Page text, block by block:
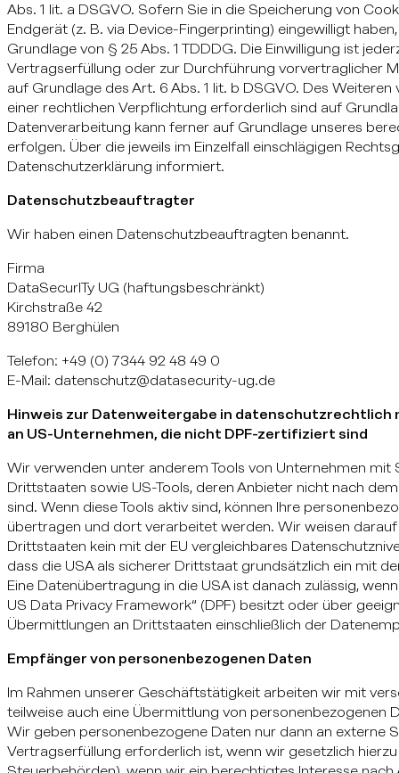
Abs. 1 lit. a DSGVO. Sofern Sie in die Speicherung von
Endgerät (z. B. via Device-Fingerprinting) eingewilligt
Grundlage von § 25 Abs. 1 TDDDG. Die Einwilligung ist
Vertragserfüllung oder zur Durchführung vorvertraglicher
auf Grundlage des Art. 6 Abs. 1 lit. b DSGVO. Des
einer rechtlichen Verpflichtung erforderlich sind auf
Datenverarbeitung kann ferner auf Grundlage unseres
erfolgen. Über die jeweils im Einzelfall einschlägigen
Datenschutzerklärung informiert.
Datenschutzbeauftragter
Wir haben einen Datenschutzbeauftragten benannt.
Firma
DataSecurITy UG (haftungsbeschränkt)
Kirchstraße 42
89180 Berghülen
Telefon: +49 (0) 7344 92 48 49 0
E-Mail: datenschutz@datasecurity-ug.de
Hinweis zur Datenweitergabe in
an US-Unternehmen, die nicht DPF-zertifiziert sind
Wir verwenden unter anderem Tools von Unternehmen
Drittstaaten sowie US-Tools, deren Anbieter nicht nach
sind. Wenn diese Tools aktiv sind, können Ihre
übertragen und dort verarbeitet werden. Wir weisen
Drittstaaten kein mit der EU vergleichbares
dass die USA als sicherer Drittstaat grundsätzlich ein mit
Eine Datenübertragung in die USA ist danach zulässig,
US Data Privacy Framework“ (DPF) besitzt oder über
Übermittlungen an Drittstaaten einschließlich der
Empfänger von personenbezogenen Daten
Im Rahmen unserer Geschäftstätigkeit arbeiten wir mit
teilweise auch eine Übermittlung von personenbezogenen
Wir geben personenbezogene Daten nur dann an externe
Vertragserfüllung erforderlich ist, wenn wir gesetzlich